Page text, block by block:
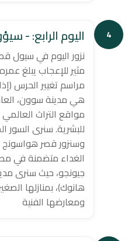
4 اليوم الرابع: -
نزور اليوم في سيول
مراسم تغيير الحرس
هي مدينة سوون،
مواقع التراث
للبشرية. سنرى السور
وسنزور قصر
الغداء متضمنة في
جيونجو، حيث سنرى
هانوك)، بمنازلها
ومعارضها الفنية